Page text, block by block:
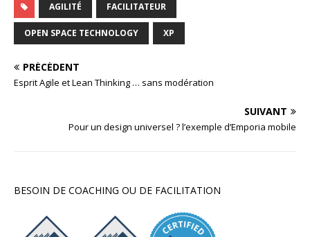
AGILITÉ FACILITATEUR
OPEN SPACE TECHNOLOGY XP
PRÉCÉDENT
Esprit Agile et Lean Thinking … sans modération
SUIVANT
Pour un design universel ? l’exemple d’Emporia mobile
BESOIN DE COACHING OU DE FACILITATION